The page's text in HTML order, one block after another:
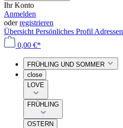
Ihr Konto
Anmelden
oderregistrieren
Übersicht Persönliches Profil Adressen
0,00 €*
FRÜHLING UND SOMMER
close
LOVE
FRÜHLING
OSTERN